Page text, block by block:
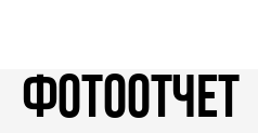
ФОТООТЧЕТ